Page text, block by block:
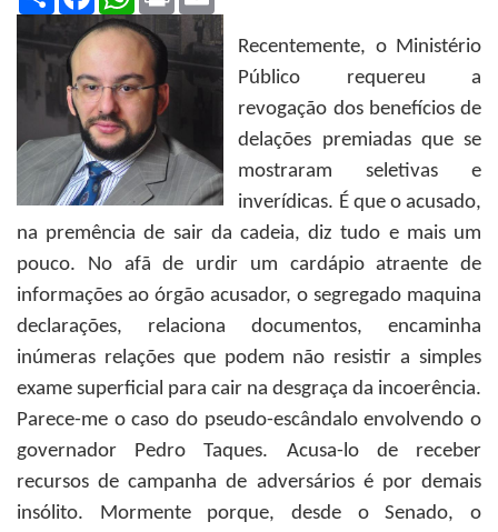
Recentemente, o Ministério
Público requereu a
revogação dos benefícios de
delações premiadas que se
mostraram seletivas e
inverídicas. É que o acusado,
na premência de sair da cadeia, diz tudo e mais um
pouco. No afã de urdir um cardápio atraente de
informações ao órgão acusador, o segregado maquina
declarações, relaciona documentos, encaminha
inúmeras relações que podem não resistir a simples
exame superficial para cair na desgraça da incoerência.
Parece-me o caso do pseudo-escândalo envolvendo o
governador Pedro Taques. Acusa-lo de receber
recursos de campanha de adversários é por demais
insólito. Mormente porque, desde o Senado, o